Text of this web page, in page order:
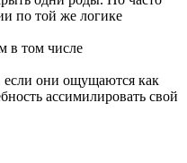
по той же логике
в том числе
если они ощущаются как
ассимилировать свой